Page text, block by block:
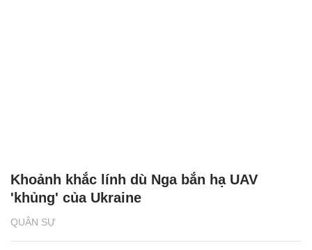
QUÂN SỰ
Khoảnh khắc lính dù Nga bắn hạ UAV
'khủng' của Ukraine